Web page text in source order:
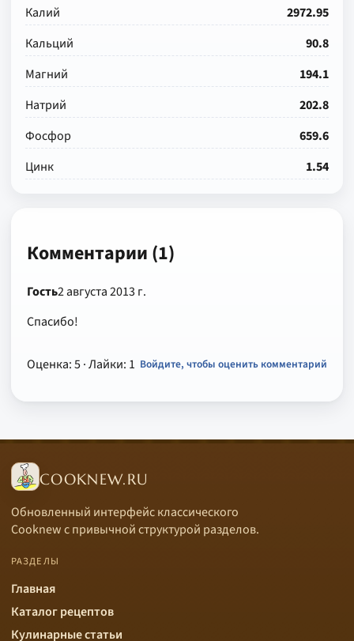
Калий
2972.95
Кальций
90.8
Магний
194.1
Натрий
202.8
Фосфор
659.6
Цинк
1.54
Комментарии (1)
Гость2 августа 2013 г.
Спасибо!
Оценка: 5· Лайки: 1 Войдите, чтобы оценить комментарий
COOKNEW.RU
Обновленный интерфейс классического
Cooknew с привычной структурой разделов.
РАЗДЕЛЫ
Главная
Каталог рецептов
Кулинарные статьи